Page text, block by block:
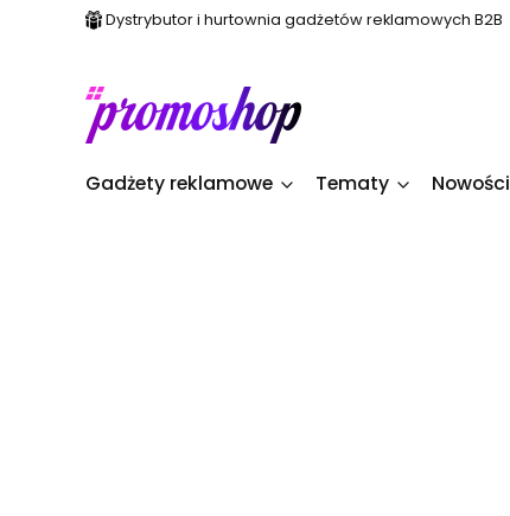
Dystrybutor i hurtownia gadżetów reklamowych B2B
Gadżety reklamowe Tematy Nowości